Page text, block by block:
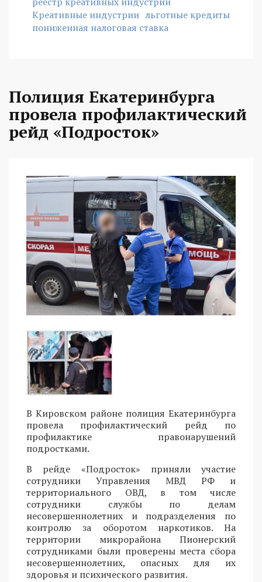
Креативные индустрии льготные кредиты
пониженная налоговая ставка
Полиция Екатеринбурга
провела профилактический
рейд «Подросток»
В Кировском районе полиция Екатеринбурга
провела профилактический рейд по
профилактике правонарушений
подростками.
В рейде «Подросток» приняли участие
сотрудники Управления МВД РФ и
территориального ОВД, в том числе
сотрудники службы по делам
несовершеннолетних и подразделения по
контролю за оборотом наркотиков. На
территории микрорайона Пионерский
сотрудниками были проверены места сбора
несовершеннолетних, опасных для их
здоровья и психического развития.